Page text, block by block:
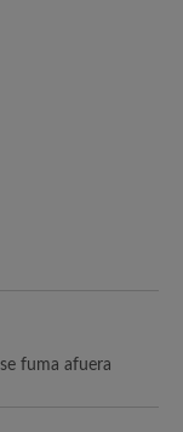
fuma afuera